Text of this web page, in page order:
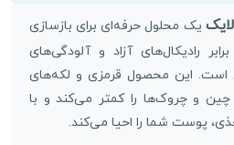
یک محلول حرفه‌ای برای بازسازی
رادیکال‌های آزاد و آلودگی‌های
است. این محصول قرمزی و لکه‌های
و چروک‌ها را کمتر می‌کند و با
پوست شما را احیا می‌کند.